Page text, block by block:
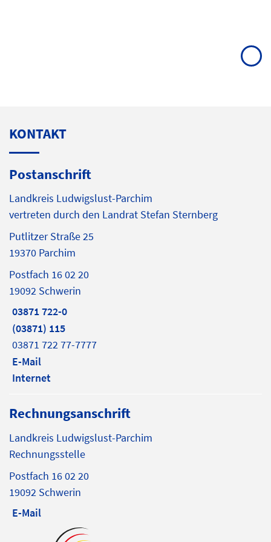
KONTAKT
Postanschrift
Landkreis Ludwigslust-Parchim
vertreten durch den Landrat Stefan Sternberg
Putlitzer Straße 25
19370 Parchim
Postfach 16 02 20
19092 Schwerin
03871 722-0
(03871) 115
03871 722 77-7777
E-Mail
Internet
Rechnungsanschrift
Landkreis Ludwigslust-Parchim
Rechnungsstelle
Postfach 16 02 20
19092 Schwerin
E-Mail